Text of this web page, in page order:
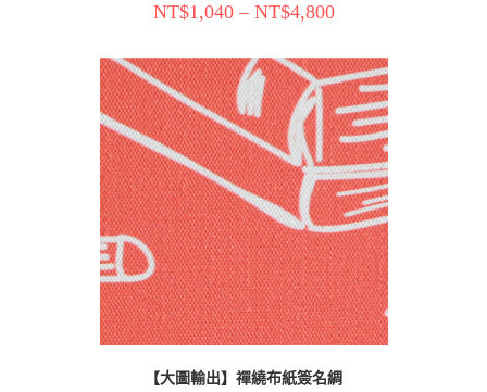
NT$1,040– NT$4,800
【大圖輸出】禪繞布紙簽名綢